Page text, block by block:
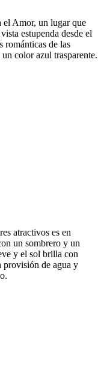
el Amor, un lugar que
estupenda desde el
románticas de las
color azul trasparente.
atractivos es en
un sombrero y un
y el sol brilla con
provisión de agua y